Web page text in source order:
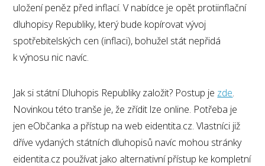
uložení peněz před inflací. V nabídce je opět protiinflační
dluhopisy Republiky, který bude kopírovat vývoj
spotřebitelských cen (inflaci), bohužel stát nepřidá
k výnosu nic navíc.
Jak si státní Dluhopis Republiky založit? Postup je zde.
Novinkou této tranše je, že zřídit lze online. Potřeba je
jen eObčanka a přístup na web eidentita.cz. Vlastníci již
dříve vydaných státních dluhopisů navíc mohou stránky
eidentita.cz používat jako alternativní přístup ke kompletní